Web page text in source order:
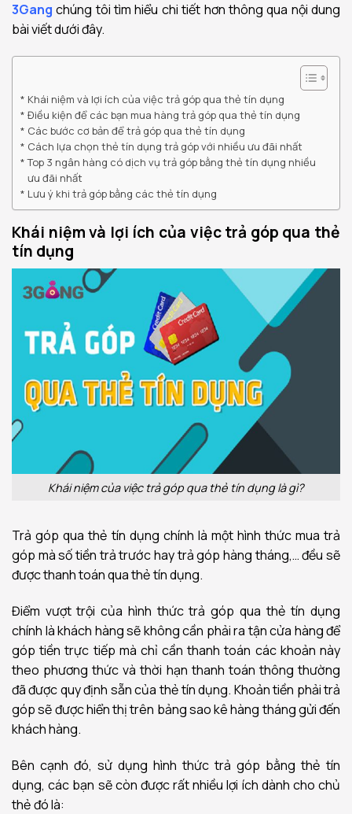
3Gang chúng tôi tìm hiểu chi tiết hơn thông qua nội dung
bài viết dưới đây.
Khái niệm và lợi ích của việc trả góp qua thẻ tín dụng
Điều kiện để các bạn mua hàng trả góp qua thẻ tín dụng
Các bước cơ bản để trả góp qua thẻ tín dụng
Cách lựa chọn thẻ tín dụng trả góp với nhiều ưu đãi nhất
Top 3 ngân hàng có dịch vụ trả góp bằng thẻ tín dụng nhiều
ưu đãi nhất
Lưu ý khi trả góp bằng các thẻ tín dụng
Khái niệm và lợi ích của việc trả góp qua thẻ
tín dụng
Khái niệm của việc trả góp qua thẻ tín dụng là gì?
Trả góp qua thẻ tín dụng chính là một hình thức mua trả
góp mà số tiền trả trước hay trả góp hàng tháng,… đều sẽ
được thanh toán qua thẻ tín dụng.
Điểm vượt trội của hình thức trả góp qua thẻ tín dụng
chính là khách hàng sẽ không cần phải ra tận cửa hàng để
góp tiền trực tiếp mà chỉ cần thanh toán các khoản này
theo phương thức và thời hạn thanh toán thông thường
đã được quy định sẵn của thẻ tín dụng. Khoản tiền phải trả
góp sẽ được hiển thị trên bảng sao kê hàng tháng gửi đến
khách hàng.
Bên cạnh đó, sử dụng hình thức trả góp bằng thẻ tín
dụng, các bạn sẽ còn được rất nhiều lợi ích dành cho chủ
thẻ đó là: